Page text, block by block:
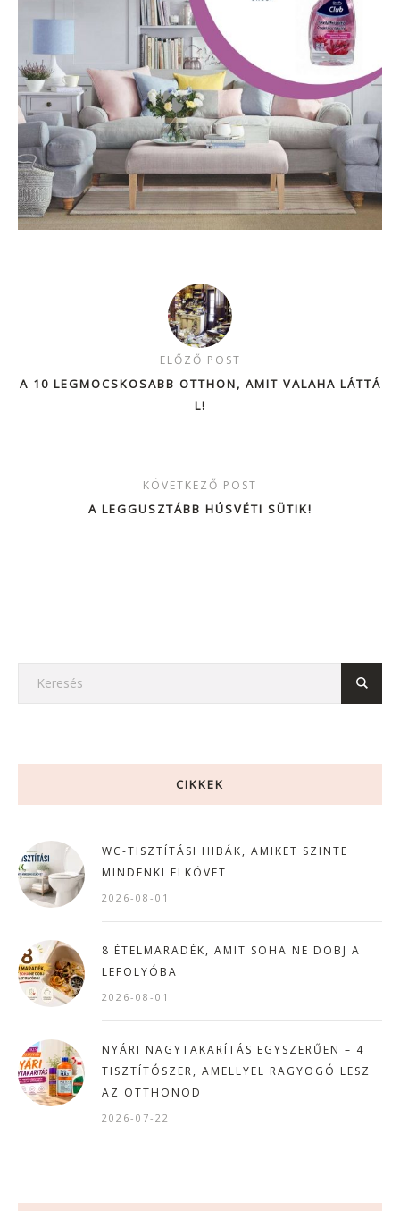
ELŐZŐ POST
A 10 LEGMOCSKOSABB OTTHON, AMIT VALAHA LÁTTÁ
L!
KÖVETKEZŐ POST
A LEGGUSZTÁBB HÚSVÉTI SÜTIK!
CIKKEK
WC-TISZTÍTÁSI HIBÁK, AMIKET SZINTE
MINDENKI ELKÖVET
2026-08-01
8 ÉTELMARADÉK, AMIT SOHA NE DOBJ A
LEFOLYÓBA
2026-08-01
NYÁRI NAGYTAKARÍTÁS EGYSZERŰEN – 4
TISZTÍTÓSZER, AMELLYEL RAGYOGÓ LESZ
AZ OTTHONOD
2026-07-22